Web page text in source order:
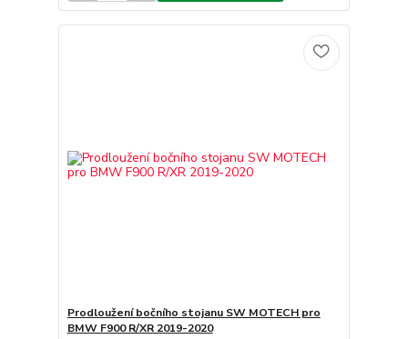
Prodloužení bočního stojanu SW MOTECH pro
BMW F900 R/XR 2019-2020